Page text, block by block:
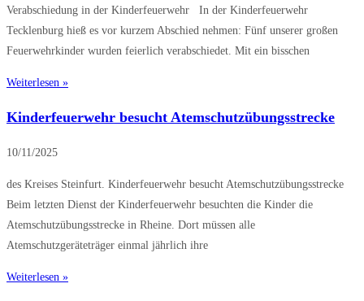
Verabschiedung in der Kinderfeuerwehr In der Kinderfeuerwehr
Tecklenburg hieß es vor kurzem Abschied nehmen: Fünf unserer großen
Feuerwehrkinder wurden feierlich verabschiedet. Mit ein bisschen
Weiterlesen »
Kinderfeuerwehr besucht Atemschutzübungsstrecke
10/11/2025
des Kreises Steinfurt. Kinderfeuerwehr besucht Atemschutzübungsstrecke
Beim letzten Dienst der Kinderfeuerwehr besuchten die Kinder die
Atemschutzübungsstrecke in Rheine. Dort müssen alle
Atemschutzgeräteträger einmal jährlich ihre
Weiterlesen »